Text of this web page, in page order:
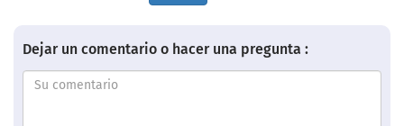
Dejar un comentario o hacer una pregunta :